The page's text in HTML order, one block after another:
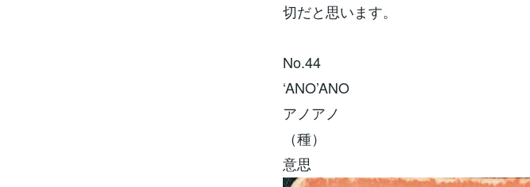
切だと思います。
No.44
‘ANO’ANO
アノアノ
（種）
意思